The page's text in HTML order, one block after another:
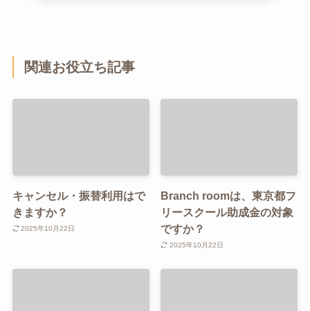
関連お役立ち記事
キャンセル・振替利用はで
きますか？
2025年10月22日
Branch roomは、東京都フ
リースクール助成金の対象
ですか？
2025年10月22日